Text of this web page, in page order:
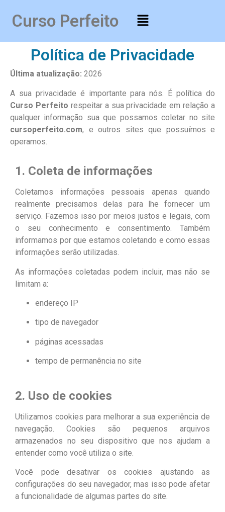
Curso Perfeito
Política de Privacidade
Última atualização: 2026
A sua privacidade é importante para nós. É política do
Curso Perfeito respeitar a sua privacidade em relação a
qualquer informação sua que possamos coletar no site
cursoperfeito.com, e outros sites que possuímos e
operamos.
1. Coleta de informações
Coletamos informações pessoais apenas quando
realmente precisamos delas para lhe fornecer um
serviço. Fazemos isso por meios justos e legais, com
o seu conhecimento e consentimento. Também
informamos por que estamos coletando e como essas
informações serão utilizadas.
As informações coletadas podem incluir, mas não se
limitam a:
endereço IP
tipo de navegador
páginas acessadas
tempo de permanência no site
2. Uso de cookies
Utilizamos cookies para melhorar a sua experiência de
navegação. Cookies são pequenos arquivos
armazenados no seu dispositivo que nos ajudam a
entender como você utiliza o site.
Você pode desativar os cookies ajustando as
configurações do seu navegador, mas isso pode afetar
a funcionalidade de algumas partes do site.